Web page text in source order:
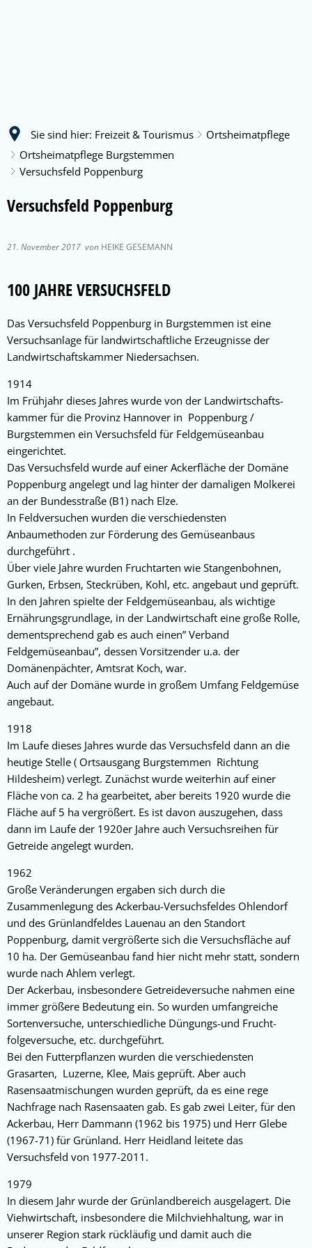
Sie sind hier: Freizeit & Tourismus
Ortsheimatpflege
Ortsheimatpflege Burgstemmen
Versuchsfeld Poppenburg
Versuchsfeld Poppenburg
21. November 2017 von HEIKE GESEMANN
100 JAHRE VERSUCHSFELD
Das Versuchsfeld Poppenburg in Burgstemmen ist eine
Versuchsanlage für landwirtschaftliche Erzeugnisse der
Landwirtschaftskammer Niedersachsen.
1914
Im Frühjahr dieses Jahres wurde von der Landwirtschafts-
kammer für die Provinz Hannover in Poppenburg /
Burgstemmen ein Versuchsfeld für Feldgemüseanbau
eingerichtet.
Das Versuchsfeld wurde auf einer Ackerfläche der Domäne
Poppenburg angelegt und lag hinter der damaligen Molkerei
an der Bundesstraße (B1) nach Elze.
In Feldversuchen wurden die verschiedensten
Anbaumethoden zur Förderung des Gemüseanbaus
durchgeführt .
Über viele Jahre wurden Fruchtarten wie Stangenbohnen,
Gurken, Erbsen, Steckrüben, Kohl, etc. angebaut und geprüft.
In den Jahren spielte der Feldgemüseanbau, als wichtige
Ernährungsgrundlage, in der Landwirtschaft eine große Rolle,
dementsprechend gab es auch einen” Verband
Feldgemüseanbau”, dessen Vorsitzender u.a. der
Domänenpächter, Amtsrat Koch, war.
Auch auf der Domäne wurde in großem Umfang Feldgemüse
angebaut.
1918
Im Laufe dieses Jahres wurde das Versuchsfeld dann an die
heutige Stelle ( Ortsausgang Burgstemmen Richtung
Hildesheim) verlegt. Zunächst wurde weiterhin auf einer
Fläche von ca. 2 ha gearbeitet, aber bereits 1920 wurde die
Fläche auf 5 ha vergrößert. Es ist davon auszugehen, dass
dann im Laufe der 1920er Jahre auch Versuchsreihen für
Getreide angelegt wurden.
1962
Große Veränderungen ergaben sich durch die
Zusammenlegung des Ackerbau-Versuchsfeldes Ohlendorf
und des Grünlandfeldes Lauenau an den Standort
Poppenburg, damit vergrößerte sich die Versuchsfläche auf
10 ha. Der Gemüseanbau fand hier nicht mehr statt, sondern
wurde nach Ahlem verlegt.
Der Ackerbau, insbesondere Getreideversuche nahmen eine
immer größere Bedeutung ein. So wurden umfangreiche
Sortenversuche, unterschiedliche Düngungs-und Frucht-
folgeversuche, etc. durchgeführt.
Bei den Futterpflanzen wurden die verschiedensten
Grasarten, Luzerne, Klee, Mais geprüft. Aber auch
Rasensaatmischungen wurden geprüft, da es eine rege
Nachfrage nach Rasensaaten gab. Es gab zwei Leiter, für den
Ackerbau, Herr Dammann (1962 bis 1975) und Herr Glebe
(1967-71) für Grünland. Herr Heidland leitete das
Versuchsfeld von 1977-2011.
1979
In diesem Jahr wurde der Grünlandbereich ausgelagert. Die
Viehwirtschaft, insbesondere die Milchviehhaltung, war in
unserer Region stark rückläufig und damit auch die